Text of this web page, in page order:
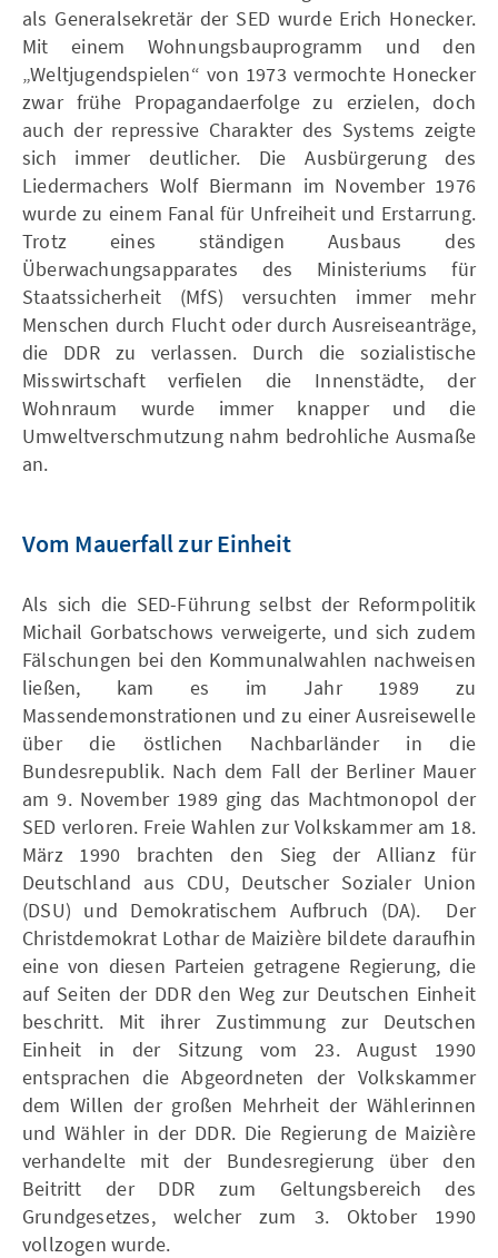
als Generalsekretär der SED wurde Erich Honecker.
Mit einem Wohnungsbauprogramm und den
„Weltjugendspielen“ von 1973 vermochte Honecker
zwar frühe Propagandaerfolge zu erzielen, doch
auch der repressive Charakter des Systems zeigte
sich immer deutlicher. Die Ausbürgerung des
Liedermachers Wolf Biermann im November 1976
wurde zu einem Fanal für Unfreiheit und Erstarrung.
Trotz eines ständigen Ausbaus des
Überwachungsapparates des Ministeriums für
Staatssicherheit (MfS) versuchten immer mehr
Menschen durch Flucht oder durch Ausreiseanträge,
die DDR zu verlassen. Durch die sozialistische
Misswirtschaft verfielen die Innenstädte, der
Wohnraum wurde immer knapper und die
Umweltverschmutzung nahm bedrohliche Ausmaße
an.
Vom Mauerfall zur Einheit
Als sich die SED-Führung selbst der Reformpolitik
Michail Gorbatschows verweigerte, und sich zudem
Fälschungen bei den Kommunalwahlen nachweisen
ließen, kam es im Jahr 1989 zu
Massendemonstrationen und zu einer Ausreisewelle
über die östlichen Nachbarländer in die
Bundesrepublik. Nach dem Fall der Berliner Mauer
am 9. November 1989 ging das Machtmonopol der
SED verloren. Freie Wahlen zur Volkskammer am 18.
März 1990 brachten den Sieg der Allianz für
Deutschland aus CDU, Deutscher Sozialer Union
(DSU) und Demokratischem Aufbruch (DA). Der
Christdemokrat Lothar de Maizière bildete daraufhin
eine von diesen Parteien getragene Regierung, die
auf Seiten der DDR den Weg zur Deutschen Einheit
beschritt. Mit ihrer Zustimmung zur Deutschen
Einheit in der Sitzung vom 23. August 1990
entsprachen die Abgeordneten der Volkskammer
dem Willen der großen Mehrheit der Wählerinnen
und Wähler in der DDR. Die Regierung de Maizière
verhandelte mit der Bundesregierung über den
Beitritt der DDR zum Geltungsbereich des
Grundgesetzes, welcher zum 3. Oktober 1990
vollzogen wurde.